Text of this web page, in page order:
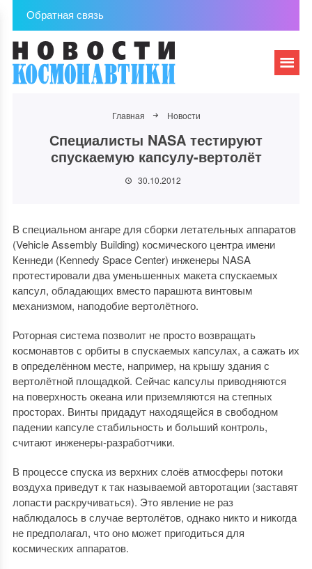
Обратная связь
Главная Новости
Специалисты NASA тестируют
спускаемую капсулу-вертолёт
30.10.2012
В специальном ангаре для сборки летательных аппаратов
(Vehicle Assembly Building) космического центра имени
Кеннеди (Kennedy Space Center) инженеры NASA
протестировали два уменьшенных макета спускаемых
капсул, обладающих вместо парашюта винтовым
механизмом, наподобие вертолётного.
Роторная система позволит не просто возвращать
космонавтов с орбиты в спускаемых капсулах, а сажать их
в определённом месте, например, на крышу здания с
вертолётной площадкой. Сейчас капсулы приводняются
на поверхность океана или приземляются на степных
просторах. Винты придадут находящейся в свободном
падении капсуле стабильность и больший контроль,
считают инженеры-разработчики.
В процессе спуска из верхних слоёв атмосферы потоки
воздуха приведут к так называемой авторотации (заставят
лопасти раскручиваться). Это явление не раз
наблюдалось в случае вертолётов, однако никто и никогда
не предполагал, что оно может пригодиться для
космических аппаратов.